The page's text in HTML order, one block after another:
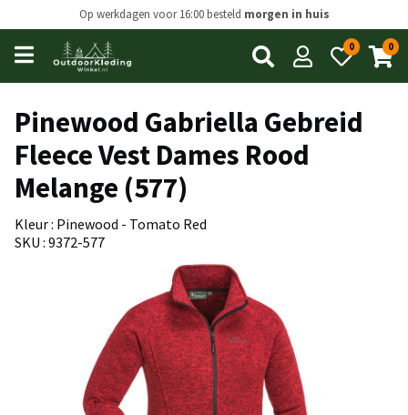
Op werkdagen voor 16:00 besteld morgen in huis
Open
main
menu
0 0
Pinewood Gabriella Gebreid
Fleece Vest Dames Rood
Melange (577)
Kleur : Pinewood - Tomato Red
SKU : 9372-577